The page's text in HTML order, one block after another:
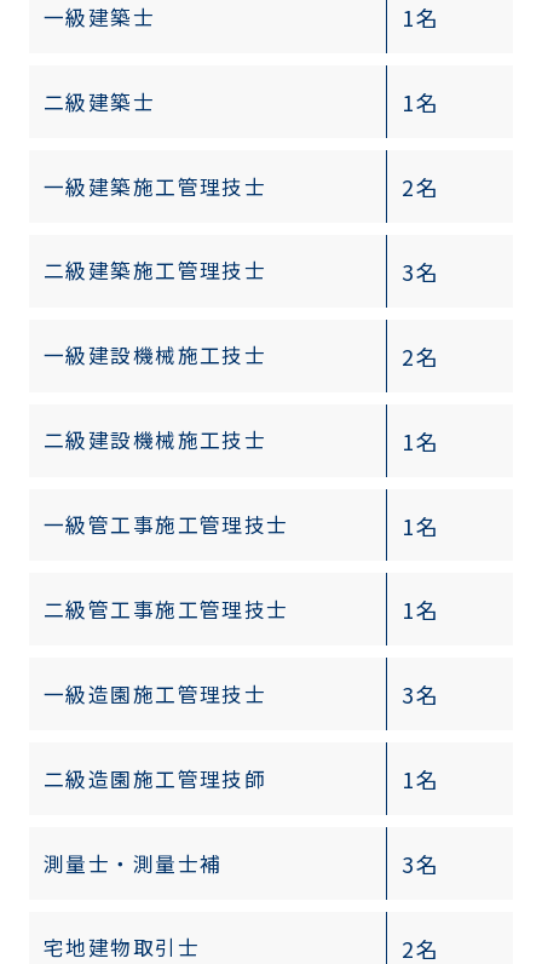
一級建築士 1名
二級建築士 1名
一級建築施工管理技士 2名
二級建築施工管理技士 3名
一級建設機械施工技士 2名
二級建設機械施工技士 1名
一級管工事施工管理技士 1名
二級管工事施工管理技士 1名
一級造園施工管理技士 3名
二級造園施工管理技師 1名
測量士・測量士補 3名
宅地建物取引士 2名